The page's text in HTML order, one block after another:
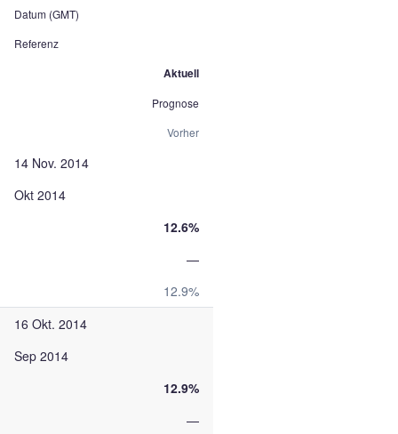
Datum (GMT)
Referenz
Aktuell
Prognose
Vorher
14 Nov. 2014
Okt 2014
12.6%
—
12.9%
16 Okt. 2014
Sep 2014
12.9%
—